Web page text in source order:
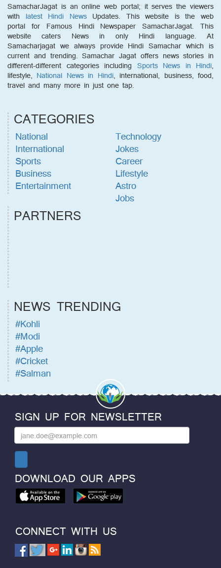
SamacharJagat is an online web portal; it serves the viewers
with latest Hindi NewsUpdates. This website is the web
portal for Famous Hindi Newspaper SamacharJagat. This
website caters News in only Hindi language. At
Samacharjagat we always provide Hindi Samachar which is
current and trending. Samachar Jagat offers news stories in
different-different categories including Sports News in Hindi,
lifestyle, National News in Hindi, international, business, food,
travel and many more in just one tap.
CATEGORIES
National
International
Sports
Business
Entertainment
Technology
Jokes
Career
Lifestyle
Astro
Jobs
PARTNERS
NEWS TRENDING
#Kohli
#Modi
#Apple
#Cricket
#Salman
SIGN UP FOR NEWSLETTER
DOWNLOAD OUR APPS
CONNECT WITH US